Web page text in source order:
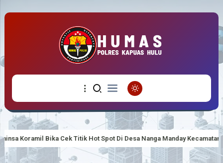
Spot Di Desa Nanga Manday Kecamatan Bika Kabupaten Kapuas Hulu